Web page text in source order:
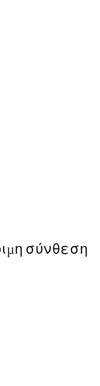
σύνθεση